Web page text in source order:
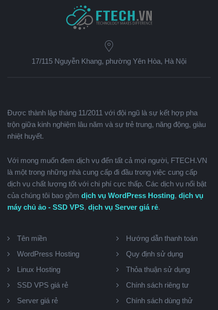
17/115 Nguyễn Khang, phường Yên Hòa, Hà Nội
Được thành lập tháng 11/2011 với đội ngũ là sự kết hợp pha
trộn giữa kinh nghiệm lâu năm và sự trẻ trung, năng động, giàu
nhiệt huyết.
Với mong muốn đem dịch vụ đến tất cả mọi người, FTECH.VN
là một trong những nhà cung cấp đi đầu trong việc cung cấp
dịch vụ chất lượng tốt với chi phí cực thấp. Các dịch vụ nổi bật
của chúng tôi bao gồm dịch vụ WordPress Hosting, dịch vụ
máy chủ ảo - SSD VPS, dịch vụ Server giá rẻ.
Tên miền
WordPress Hosting
Linux Hosting
SSD VPS giá rẻ
Server giá rẻ
Hướng dẫn thanh toán
Quy định sử dụng
Thỏa thuận sử dụng
Chính sách riêng tư
Chính sách dùng thử